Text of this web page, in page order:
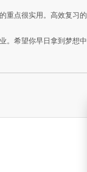
重点很实用。高效复习的
。希望你早日拿到梦想中